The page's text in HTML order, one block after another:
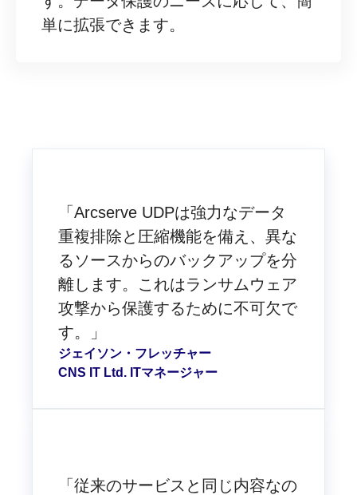
単に拡張できます。
「Arcserve UDPは強力なデータ
重複排除と圧縮機能を備え、異な
るソースからのバックアップを分
離します。これはランサムウェア
攻撃から保護するために不可欠で
す。」
ジェイソン・フレッチャー
CNS IT Ltd. ITマネージャー
「従来のサービスと同じ内容なの